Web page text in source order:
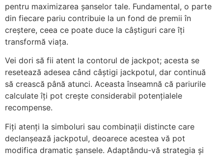
pentru maximizarea șanselor tale. Fundamental, o parte
din fiecare pariu contribuie la un fond de premii în
creștere, ceea ce poate duce la câștiguri care îți
transformă viața.
Vei dori să fii atent la contorul de jackpot; acesta se
resetează adesea când câștigi jackpotul, dar continuă
să crească până atunci. Aceasta înseamnă că pariurile
calculate îți pot crește considerabil potențialele
recompense.
Fiți atenți la simboluri sau combinații distincte care
declanșează jackpotul, deoarece acestea vă pot
modifica dramatic șansele. Adaptându-vă strategia și